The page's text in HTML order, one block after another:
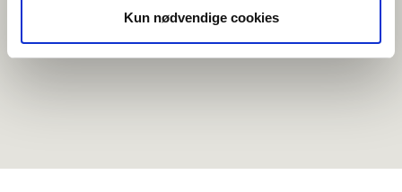
Kun nødvendige cookies